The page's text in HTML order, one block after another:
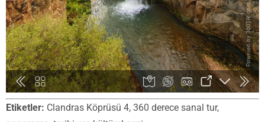
Etiketler: Clandras Köprüsü 4, 360 derece sanal tur,